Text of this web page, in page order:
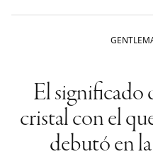
El significado
cristal con el
debutó en